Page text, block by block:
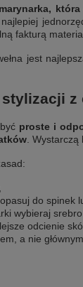
marynarka,
fakturą
jest
z
proste i
.
do spinek
wybieraj srebro
odcienie
a nie